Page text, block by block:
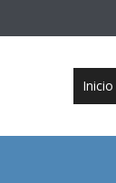
Inicio